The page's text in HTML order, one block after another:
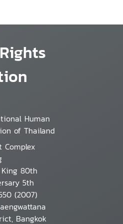
Human
of Thailand
Complex
80th
5th
(2007)
Bangkok